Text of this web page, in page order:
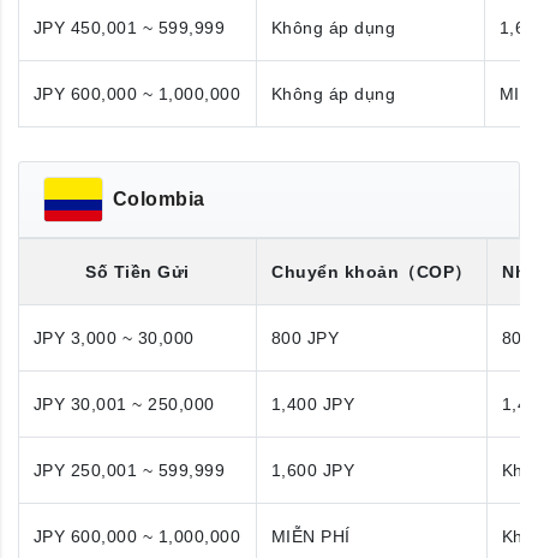
JPY 450,001 ~ 599,999 Không áp dụng
JPY 600,000 ~ 1,000,000 Không áp dụng
Colombia
Số Tiền Gửi Chuyển khoản （COP）
JPY 3,000 ~ 30,000 800 JPY 800
JPY 30,001 ~ 250,000 1,400 JPY
JPY 250,001 ~ 599,999 1,600 JPY
JPY 600,000 ~ 1,000,000 MIỄN PHÍ